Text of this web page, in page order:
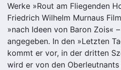
Werke »Rout am Fliegenden
Friedrich Wilhelm Murnaus
»nach Ideen von Baron Zois«
angegeben. In den »Letzten
kommt er vor, in der dritten
wird er von den